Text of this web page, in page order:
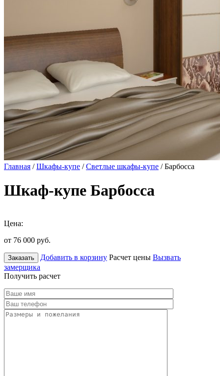
Главная /Шкафы-купе /Светлые шкафы-купе / Барбосса
Шкаф-купе Барбосса
Цена:
от 76 000 руб.
Заказать Добавить в корзину Расчет цены Вызвать
замерщика
Получить расчет